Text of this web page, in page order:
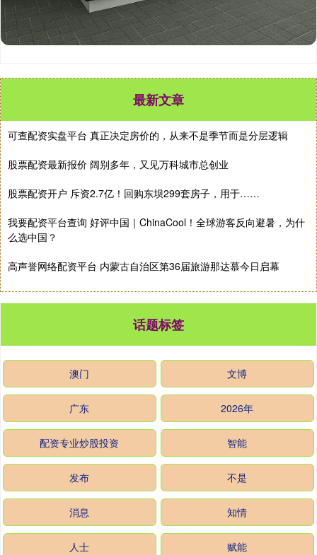
最新文章
可查配资实盘平台 真正决定房价的，从来不是季节而是分层逻辑
股票配资最新报价 阔别多年，又见万科城市总创业
股票配资开户 斥资2.7亿！回购东坝299套房子，用于……
我要配资平台查询 好评中国｜ChinaCool！全球游客反向避暑，为什
么选中国？
高声誉网络配资平台 内蒙古自治区第36届旅游那达慕今日启幕
话题标签
澳门 文博
广东 2026年
配资专业炒股投资 智能
发布 不是
消息 知情
人士 赋能